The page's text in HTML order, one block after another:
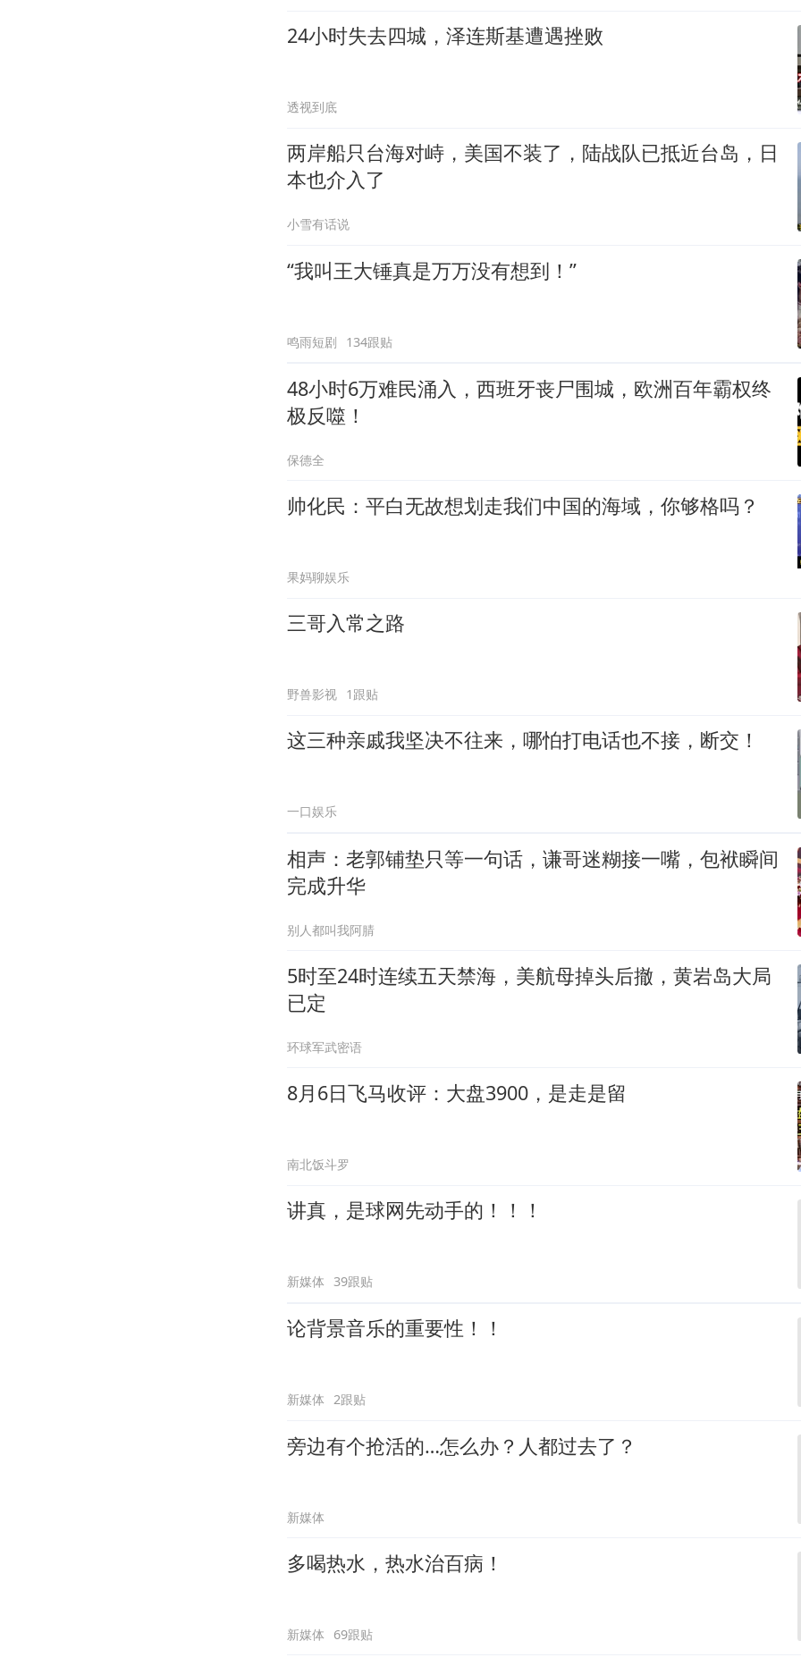
24小时失去四城，泽连斯基遭遇挫败
透视到底
两岸船只台海对峙，美国不装了，陆战队已抵近台岛，日
本也介入了
小雪有话说
“我叫王大锤真是万万没有想到！”
鸣雨短剧 134跟贴
48小时6万难民涌入，西班牙丧尸围城，欧洲百年霸权终
极反噬！
保德全
帅化民：平白无故想划走我们中国的海域，你够格吗？
果妈聊娱乐
三哥入常之路
野兽影视 1跟贴
这三种亲戚我坚决不往来，哪怕打电话也不接，断交！
一口娱乐
相声：老郭铺垫只等一句话，谦哥迷糊接一嘴，包袱瞬间
完成升华
别人都叫我阿腈
5时至24时连续五天禁海，美航母掉头后撤，黄岩岛大局
已定
环球军武密语
8月6日飞马收评：大盘3900，是走是留
南北饭斗罗
讲真，是球网先动手的！！！
新媒体 39跟贴
论背景音乐的重要性！！
新媒体 2跟贴
旁边有个抢活的…怎么办？人都过去了？
新媒体
多喝热水，热水治百病！
新媒体 69跟贴